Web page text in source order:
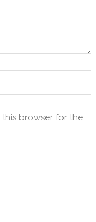
this browser for the